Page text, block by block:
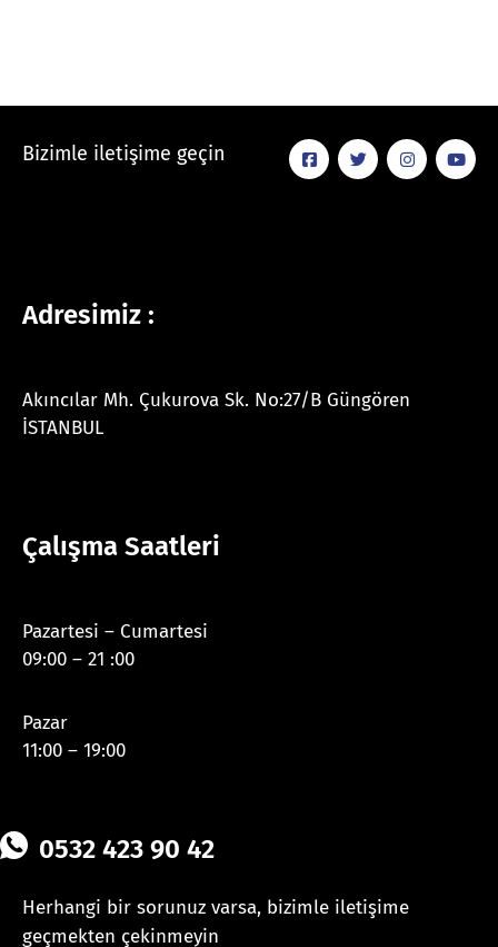
Bizimle iletişime geçin
Adresimiz :
Akıncılar Mh. Çukurova Sk. No:27/B Güngören
İSTANBUL
Çalışma Saatleri
Pazartesi – Cumartesi
09:00 – 21 :00
Pazar
11:00 – 19:00
0532 423 90 42
Herhangi bir sorunuz varsa, bizimle iletişime
geçmekten çekinmeyin